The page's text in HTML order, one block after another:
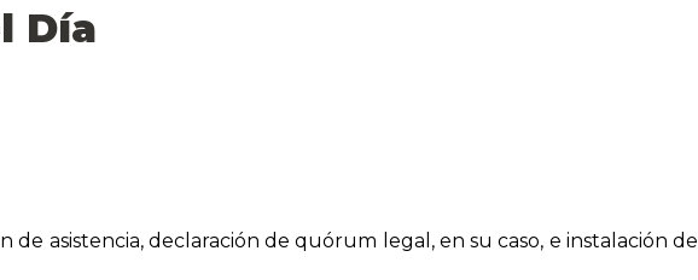
Día
de asistencia, declaración de quórum legal, en su caso, e instalación de